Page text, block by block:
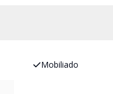
Mobiliado